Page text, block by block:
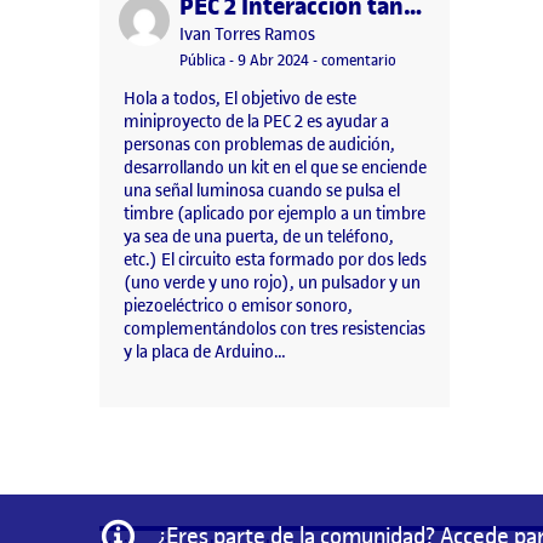
Publicado por
Publicado por
Ivan Torres Ramos
Visibilidad:
Pública-Fecha de publicación
9 Abr 2024-comentario
Hola a todos, El objetivo de este
miniproyecto de la PEC 2 es ayudar a
personas con problemas de audición,
desarrollando un kit en el que se enciende
una señal luminosa cuando se pulsa el
timbre (aplicado por ejemplo a un timbre
ya sea de una puerta, de un teléfono,
etc.) El circuito esta formado por dos leds
(uno verde y uno rojo), un pulsador y un
piezoeléctrico o emisor sonoro,
complementándolos con tres resistencias
y la placa de Arduino…
Información
¿Eres parte de la comunidad? Accede